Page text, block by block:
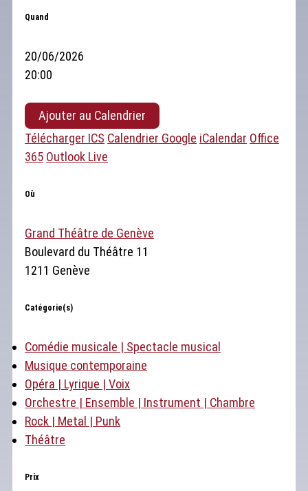
Quand
20/06/2026
20:00
Ajouter au Calendrier
Télécharger ICS Calendrier Google iCalendar Office
365 Outlook Live
Où
Grand Théâtre de Genève
Boulevard du Théâtre 11
1211 Genève
Catégorie(s)
Comédie musicale | Spectacle musical
Musique contemporaine
Opéra | Lyrique | Voix
Orchestre | Ensemble | Instrument | Chambre
Rock | Metal | Punk
Théâtre
Prix